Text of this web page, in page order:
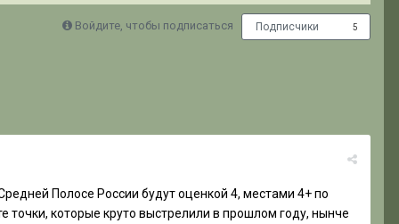
Войдите, чтобы подписаться Подписчики 5
Полосе России будут оценкой 4, местами 4+ по
которые круто выстрелили в прошлом году, нынче